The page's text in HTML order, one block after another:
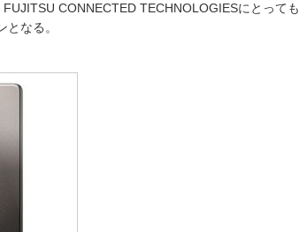
CONNECTED TECHNOLOGIESにとっても
なる。